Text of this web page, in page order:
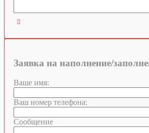

Заявка на наполнение/
Ваше имя:
Ваш номер телефона:
Сообщение